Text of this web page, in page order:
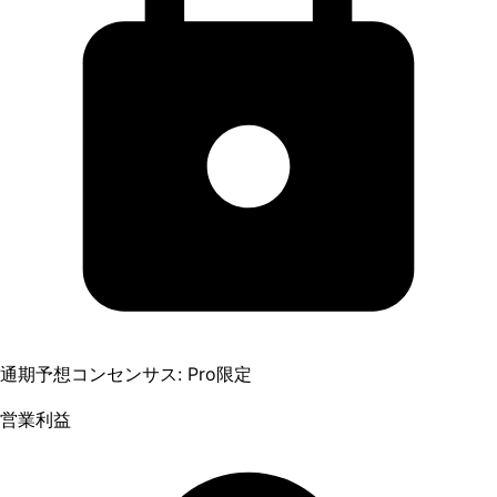
通期予想コンセンサス: Pro限定
営業利益